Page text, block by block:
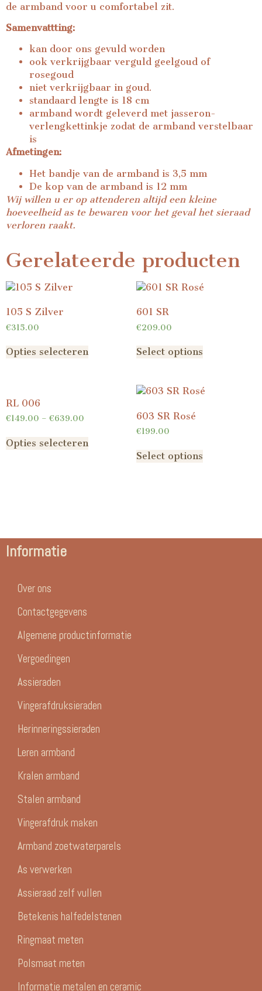
de armband voor u comfortabel zit.
Samenvattting:
kan door ons gevuld worden
ook verkrijgbaar verguld geelgoud of
rosegoud
niet verkrijgbaar in goud.
standaard lengte is 18 cm
armband wordt geleverd met jasseron-
verlengkettinkje zodat de armband verstelbaar
is
Afmetingen:
Het bandje van de armband is 3,5 mm
De kop van de armband is 12 mm
Wij willen u er op attenderen altijd een kleine
hoeveelheid as te bewaren voor het geval het sieraad
verloren raakt.
Gerelateerde producten
105 S Zilver
€315.00
Opties selecteren
601 SR
€209.00
Select options
RL 006
€149.00 – €639.00
Opties selecteren
603 SR Rosé
€199.00
Select options
Informatie
Over ons
Contactgegevens
Algemene productinformatie
Vergoedingen
Assieraden
Vingerafdruksieraden
Herinneringssieraden
Leren armband
Kralen armband
Stalen armband
Vingerafdruk maken
Armband zoetwaterparels
As verwerken
Assieraad zelf vullen
Betekenis halfedelstenen
Ringmaat meten
Polsmaat meten
Informatie metalen en ceramic